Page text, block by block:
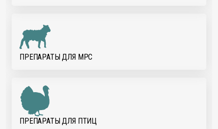
ПРЕПАРАТЫ ДЛЯ МРС
ПРЕПАРАТЫ ДЛЯ ПТИЦ